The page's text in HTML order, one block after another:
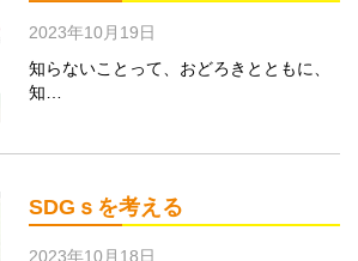
2023年10月19日
知らないことって、おどろきとともに、
知…
SDGｓを考える
2023年10月18日